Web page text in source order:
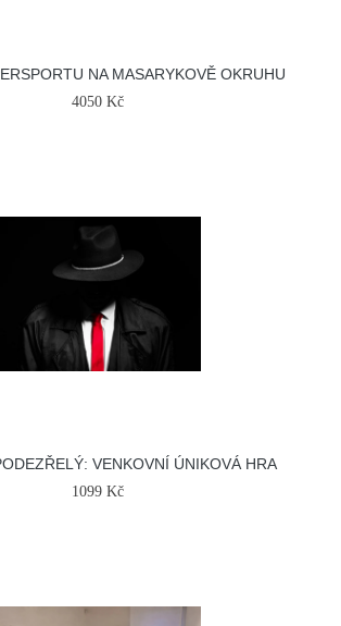
NA MASARYKOVĚ OKRUHU
4050 Kč
VENKOVNÍ ÚNIKOVÁ HRA
1099 Kč